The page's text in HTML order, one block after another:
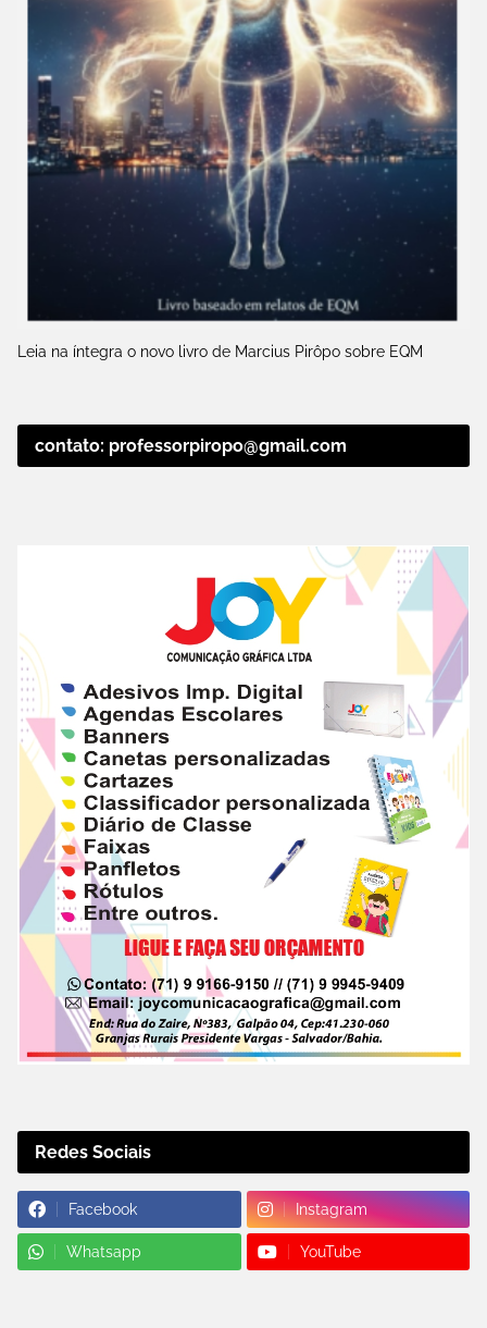
Leia na íntegra o novo livro de Marcius Pirôpo sobre EQM
contato: professorpiropo@gmail.com
Redes Sociais
Facebook Instagram
Whatsapp YouTube